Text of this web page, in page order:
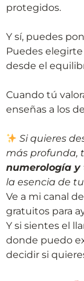
protegidos.
Y sí, puedes
Puedes
desde el
Cuando tú
enseñas a los
Si quieres
más profunda,
numerología y
la esencia de
Ve a mi canal
gratuitos para
Y si sientes el
donde puedo
decidir si